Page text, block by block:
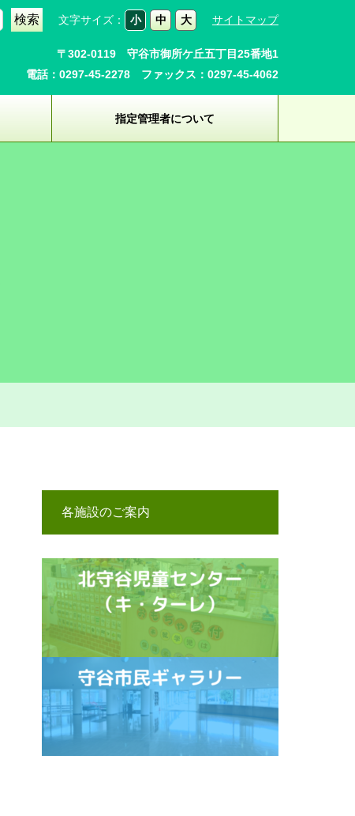
文字サイズ： 小 中 大 サイトマップ
〒302-0119 守谷市御所ケ丘五丁目25番地1
電話：0297-45-2278 ファックス：0297-45-4062
指定管理者について
各施設のご案内